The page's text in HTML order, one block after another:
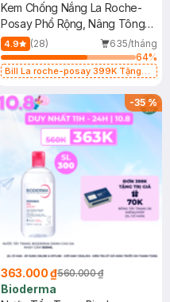
Kem Chống Nắng La Roche-
Posay Phổ Rộng, Nâng Tông
Kiềm Dầu 50ml
4.9 (28)
635/tháng
64%
Bill La roche-posay 399K Tặng
(SL có hạn)
-35%
363.000 ₫560.000 ₫
Bioderma